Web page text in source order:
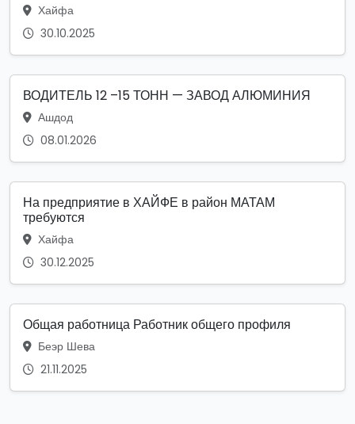
Хайфа
30.10.2025
ВОДИТЕЛЬ 12 –15 ТОНН — ЗАВОД АЛЮМИНИЯ
Ашдод
08.01.2026
На предприятие в ХАЙФЕ в район МАТАМ
требуются
Хайфа
30.12.2025
Общая работница Работник общего профиля
Беэр Шева
21.11.2025